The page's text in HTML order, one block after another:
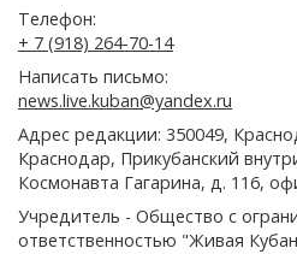
Телефон:
+ 7 (918) 264-70-14
Написать письмо:
news.live.kuban@yandex.ru
Адрес редакции: 350049,
Краснодар, Прикубанский
Космонавта Гагарина, д. 116,
Учредитель - Общество с
ответственностью "Живая